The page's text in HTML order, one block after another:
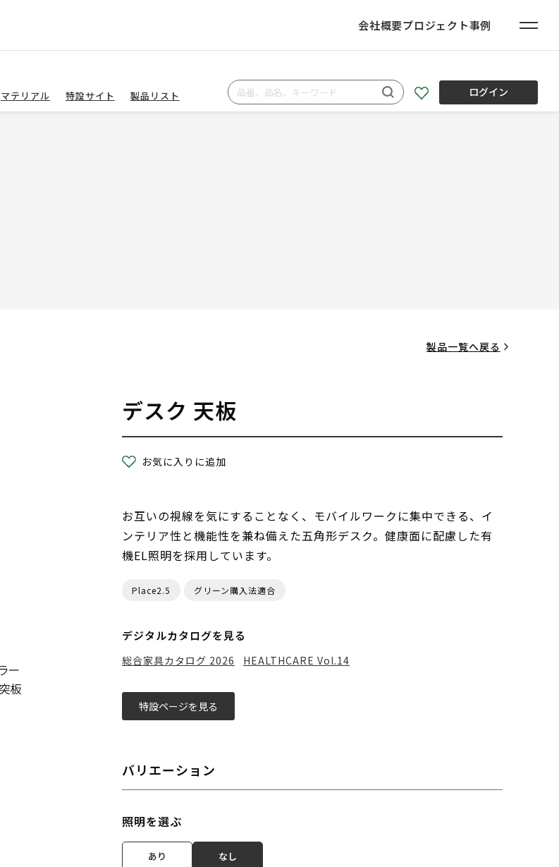
会社概要プロジェクト事例
マテリアル 特設サイト 製品リスト ログイン
製品一覧へ戻る
デスク 天板
お気に入りに追加
お互いの視線を気にすることなく、モバイルワークに集中できる、イ
ンテリア性と機能性を兼ね備えた五角形デスク。健康面に配慮した有
機EL照明を採用しています。
Place2.5 グリーン購入法適合
デジタルカタログを見る
総合家具カタログ 2026 HEALTHCARE Vol.14
特設ページを見る
バリエーション
照明を選ぶ
あり なし